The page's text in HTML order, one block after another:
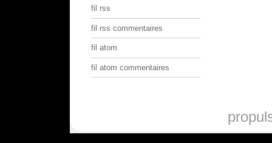
fil rss
fil rss commentaires
fil atom
fil atom commentaires